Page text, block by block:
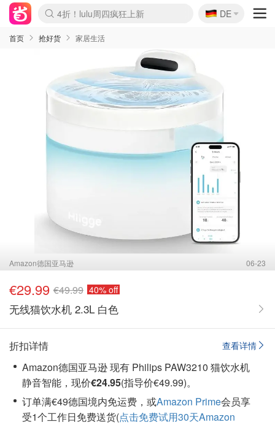
Boticinal 夏促开抢！
4折！lulu周四疯狂上新
还没结束！&OtherStories大促
Joybuy变相75折 随时失效
速领！Stanley独家85折
疑似霸哥！Camper额外叠85折
Zalando 奥莱闪促！每日更新
Moncler反季囤！5折起+叠9折
Coach Brooklyn仅€192
🇩🇪
DE
首页 抢好货 家居生活
Amazon德国亚马逊 06-23
€29.99 €49.99 40% off
无线猫饮水机 2.3L 白色
查看详情
折扣详情
Amazon德国亚马逊 现有 Philips PAW3210 猫饮水机
静音智能，现价€24.95(指导价€49.99)。
订单满€49德国境内免运费，或Amazon Prime会员享
受1个工作日免费送货(点击免费试用30天Amazon